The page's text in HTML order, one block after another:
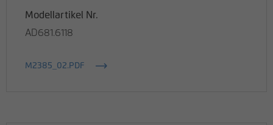
Modellartikel Nr.
AD681.6118
M2385_02.PDF